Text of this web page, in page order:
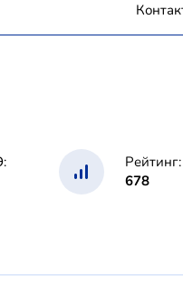
Рейтинг:
678